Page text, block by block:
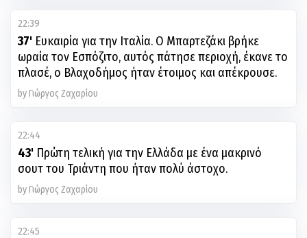
22:39
37' Ευκαιρία για την Ιταλία. Ο Μπαρτεζάκι βρήκε
ωραία τον Εσπόζιτο, αυτός πάτησε περιοχή, έκανε το
πλασέ, ο Βλαχοδήμος ήταν έτοιμος και απέκρουσε.
by Γιώργος Ζαχαρίου
22:44
43' Πρώτη τελική για την Ελλάδα με ένα μακρινό
σουτ του Τριάντη που ήταν πολύ άστοχο.
by Γιώργος Ζαχαρίου
22:45